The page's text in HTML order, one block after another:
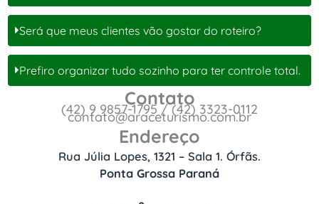
Será que meus clientes vão gostar do roteiro?
Prefiro organizar tudo sozinho para ter controle total.
Contato
(42) 9 9857-1795 / (42) 3323-0112
contato@araceturismo.com.br
Endereço
Rua Júlia Lopes, 1321 – Sala 1. Órfãs.
Ponta Grossa Paraná